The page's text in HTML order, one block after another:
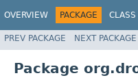
OVERVIEW PACKAGE CLASS
PREV PACKAGE NEXT PACKAGE
Package